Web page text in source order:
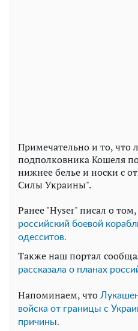
Примечательно и то, что
подполковника Кошеля
нижнее белье и носки с
Силы Украины".
Ранее "Hyser" писал о
российский боевой
одесситов.
Также наш портал
рассказала о планах
Напоминаем, что
войска от границы с
причины.